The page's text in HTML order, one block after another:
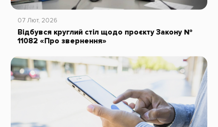
07 Лют, 2026
Відбувся круглий стіл щодо проєкту Закону №
11082 «Про звернення»